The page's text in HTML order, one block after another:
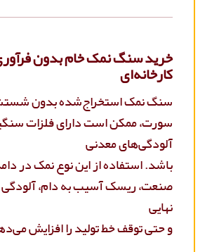
خرید سنگ نمک خام بدون
کارخانه‌ای
سنگ نمک استخراج‌شده بدون
سورت، ممکن است دارای فلزات
آلودگی‌های معدنی
باشد. استفاده از این نوع نمک در
صنعت، ریسک آسیب به دام،
نهایی
و حتی توقف خط تولید را افزایش